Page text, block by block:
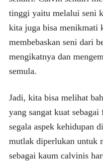
tinggi yaitu melalui seni
kita juga bisa menikmati
membebaskan seni dari
mengikatnya dan
semula.
Jadi, kita bisa melihat
yang sangat kuat
segala aspek kehidupan
mutlak diperlukan untuk
sebagai kaum calvinis